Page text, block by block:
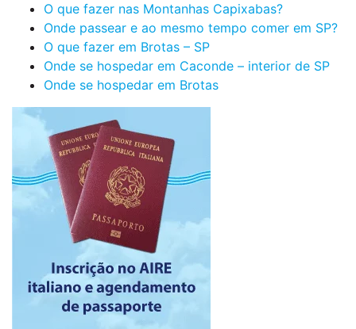
O que fazer nas Montanhas Capixabas?
Onde passear e ao mesmo tempo comer em SP?
O que fazer em Brotas – SP
Onde se hospedar em Caconde – interior de SP
Onde se hospedar em Brotas